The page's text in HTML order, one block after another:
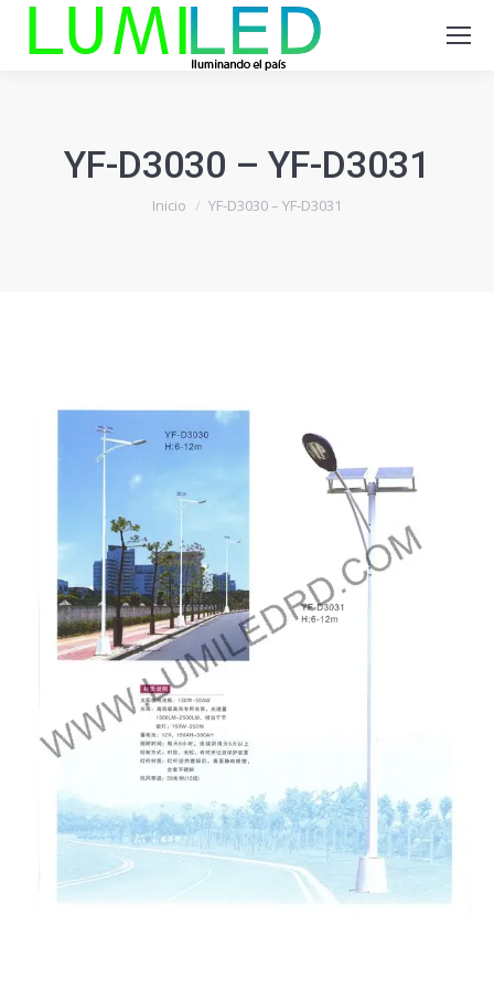
YF-D3030 – YF-D3031
Estás aquí:
Inicio YF-D3030 – YF-D3031